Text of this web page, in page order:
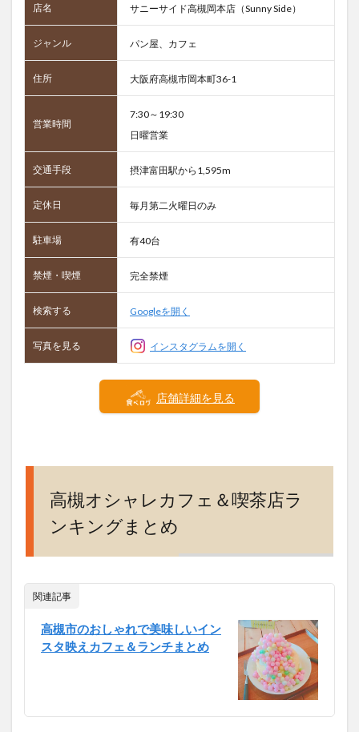
店名 サニーサイド高槻岡本店（Sunny Side）
ジャンル パン屋、カフェ
住所 大阪府高槻市岡本町36-1
営業時間
7:30～19:30
日曜営業
交通手段 摂津富田駅から1,595m
定休日 毎月第二火曜日のみ
駐車場 有40台
禁煙・喫煙 完全禁煙
検索する Googleを開く
写真を見る インスタグラムを開く
店舗詳細を見る
高槻オシャレカフェ＆喫茶店ラ
ンキングまとめ
関連記事
高槻市のおしゃれで美味しいイン
スタ映えカフェ＆ランチまとめ